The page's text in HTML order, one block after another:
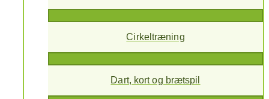
Cirkeltræning
Dart, kort og brætspil